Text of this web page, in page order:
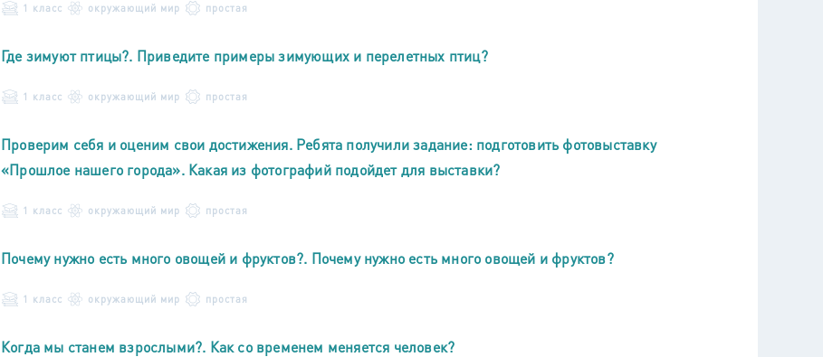
1 класс окружающий мир простая
Где зимуют птицы?. Приведите примеры зимующих и перелетных птиц?
1 класс окружающий мир простая
Проверим себя и оценим свои достижения. Ребята получили задание: подготовить фотовыставку
«Прошлое нашего города». Какая из фотографий подойдет для выставки?
1 класс окружающий мир простая
Почему нужно есть много овощей и фруктов?. Почему нужно есть много овощей и фруктов?
1 класс окружающий мир простая
Когда мы станем взрослыми?. Как со временем меняется человек?